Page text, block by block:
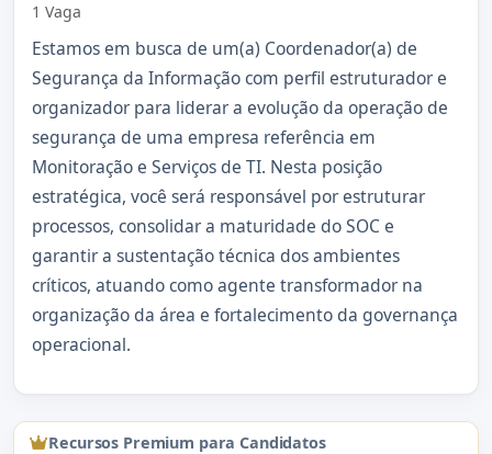
1 Vaga
Estamos em busca de um(a) Coordenador(a) de
Segurança da Informação com perfil estruturador e
organizador para liderar a evolução da operação de
segurança de uma empresa referência em
Monitoração e Serviços de TI. Nesta posição
estratégica, você será responsável por estruturar
processos, consolidar a maturidade do SOC e
garantir a sustentação técnica dos ambientes
críticos, atuando como agente transformador na
organização da área e fortalecimento da governança
operacional.
Recursos Premium para Candidatos